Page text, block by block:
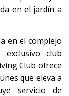
en el jardín a
en el complejo
club
Club ofrece
que eleva a
servicio de